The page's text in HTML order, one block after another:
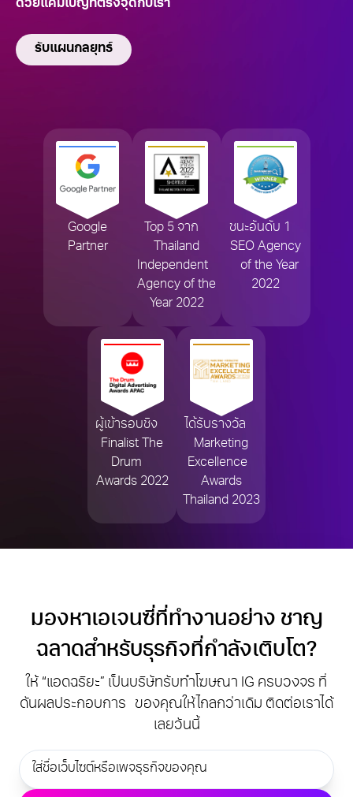
ด้วยแคมเปญที่ตรงจุดกับเรา
รับแผนกลยุทธ์
Google
Partner
Top 5 จาก
Thailand
Independent
Agency of the
Year 2022
ชนะอันดับ 1
SEO Agency
of the Year
2022
ผู้เข้ารอบชิง
Finalist The
Drum
Awards 2022
ได้รับรางวัล
Marketing
Excellence
Awards
Thailand 2023
มองหาเอเจนซี่ที่ทำงานอย่าง ชาญ
ฉลาดสำหรับธุรกิจที่กำลังเติบโต?
ให้ “แอดฉริยะ” เป็นบริษัทรับทำโฆษณา IG ครบวงจร ที่
ดันผลประกอบการ ของคุณให้ไกลกว่าเดิม ติดต่อเราได้
เลยวันนี้